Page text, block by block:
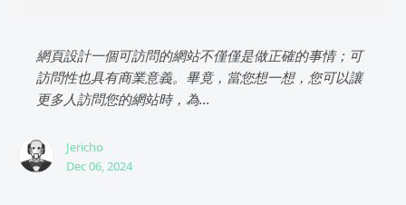
網頁設計一個可訪問的網站不僅僅是做正確的事情；可
訪問性也具有商業意義。畢竟，當您想一想，您可以讓
更多人訪問您的網站時，為...
Jericho
Dec 06, 2024